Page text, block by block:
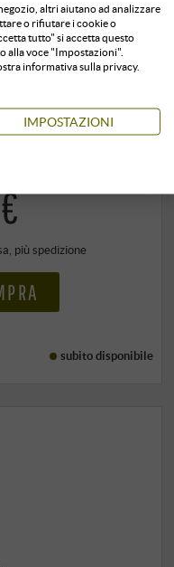
2025 (BIO)
, più spedizione
subito disponibile
altri aiutano ad analizzare
o rifiutare i cookie o
tutto" si accetta questo
alla voce "Impostazioni".
informativa sulla privacy.
IMPOSTAZIONI